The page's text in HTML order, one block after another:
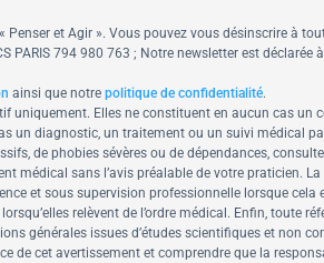
Penser et Agir ». Vous pouvez vous désinscrire à
PARIS 794 980 763 ; Notre newsletter est déclarée
ainsi que notre politique de confidentialité.
Elles ne constituent en aucun cas un
un diagnostic, un traitement ou un suivi médical
de phobies sévères ou de dépendances,
médical sans l’avis préalable de votre praticien.
et sous supervision professionnelle lorsque cela
relèvent de l’ordre médical. Enfin, toute
générales issues d’études scientifiques et non
de cet avertissement et comprendre que la